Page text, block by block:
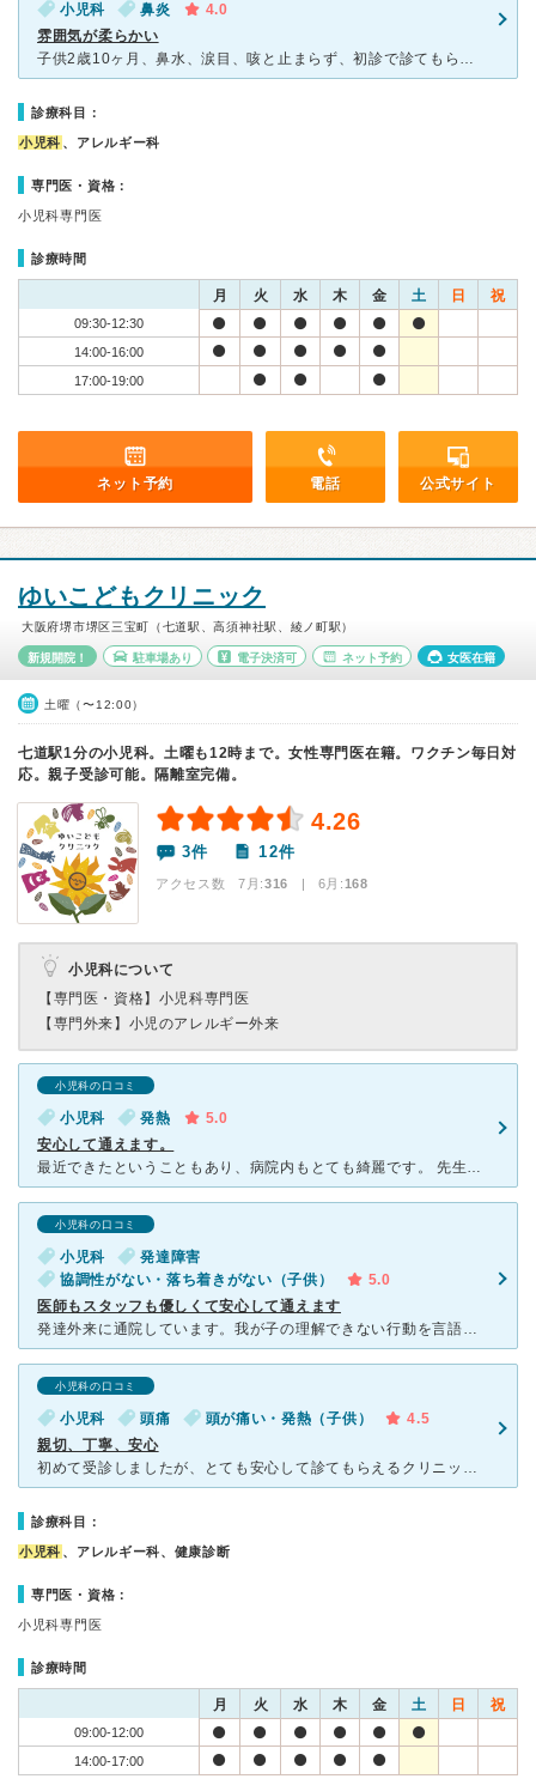
小児科 鼻炎
4.0
雰囲気が柔らかい
子供2歳10ヶ月、鼻水、涙目、咳と止まらず、初診で診てもらいました。 妊婦の妻に付き添いで行きましたが、待合室の清潔感がよく、受付の方の笑顔と、診察室に一緒にどうぞと気遣い溢れるお声がけをして頂きま
診療科目：
小児科 、アレルギー科
専門医・資格：
小児科専門医
診療時間
月 火 水 木 金 土 日 祝
09:30-12:30
14:00-16:00
17:00-19:00
ネット予約 電話 公式サイト
ゆいこどもクリニック
大阪府堺市堺区三宝町（七道駅、高須神社駅、綾ノ町駅）
新規開院！ 駐車場あり 電子決済可 ネット予約 女医在籍
土曜（〜12:00）
七道駅1分の小児科。土曜も12時まで。女性専門医在籍。ワクチン毎日対
応。親子受診可能。隔離室完備。
4.26
3件 12件
アクセス数 7月:316 | 6月:168
小児科について
【専門医・資格】 小児科専門医
【専門外来】 小児のアレルギー外来
小児科の口コミ
小児科 発熱
5.0
安心して通えます。
最近できたということもあり、病院内もとても綺麗です。 先生も看護師さんも受付スタッフさんもとても丁寧で優しいです。 心電図、脳波の検査や心理検査、発達外来や一般診察、予防接種など、小児科でたく
小児科の口コミ
小児科
発達障害
協調性がない・落ち着きがない（子供）
5.0
医師もスタッフも優しくて安心して通えます
発達外来に通院しています。我が子の理解できない行動を言語化してくれ対処法を的確に教えていただけるので、子どもとの関わり方のヒントを提供してもらえます。スタッフの方々も親身に話しを聞いてくれて億劫な病院
小児科の口コミ
小児科 頭痛 頭が痛い・発熱（子供）
4.5
親切、丁寧、安心
初めて受診しましたが、とても安心して診てもらえるクリニックでした。 受付の事務スタッフの方は終始丁寧で親切に対応してくださり、初診でも不安なく手続きを進めることができました。 看護師さんも優し
診療科目：
小児科 、アレルギー科、健康診断
専門医・資格：
小児科専門医
診療時間
月 火 水 木 金 土 日 祝
09:00-12:00
14:00-17:00